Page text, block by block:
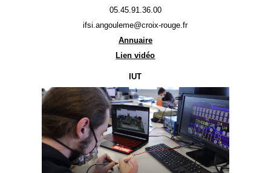
05.45.91.36.00
ifsi.angouleme@croix-rouge.fr
Annuaire
Lien vidéo
IUT